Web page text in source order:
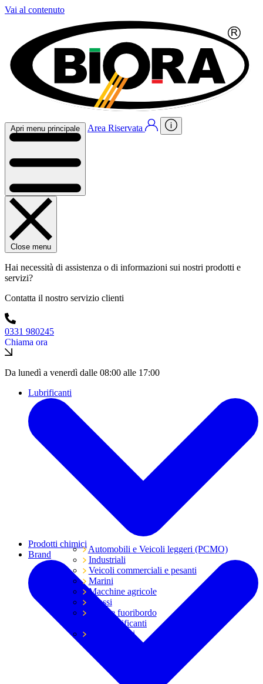
Vai al contenuto
Apri menu principale Area Riservata
Close menu
Hai necessità di assistenza o di informazioni sui nostri prodotti e
servizi?
Contatta il nostro servizio clienti
0331 980245
Chiama ora
Da lunedì a venerdì dalle 08:00 alle 17:00
Lubrificanti
Automobili e Veicoli leggeri (PCMO)
Industriali
Veicoli commerciali e pesanti
Marini
Macchine agricole
Grassi
Moto e fuoribordo
Tutti i lubrificanti
Trasmissioni
Prodotti chimici
Brand